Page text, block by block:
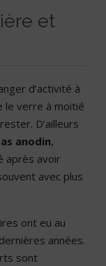
et
d’activité à
le verre à moitié
D’ailleurs
anodin,
après avoir
avec plus
ont eu au
années.
sont